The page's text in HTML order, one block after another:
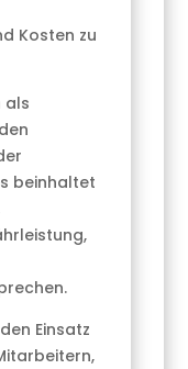
Kosten zu
als
beinhaltet
Einsatz